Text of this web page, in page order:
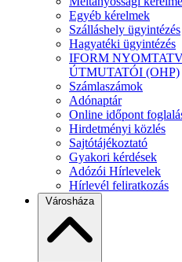
Egyéb kérelmek
Szálláshely ügyintézés
Hagyatéki ügyintézés
IFORM
ÚTMUTATÓI (OHP)
Számlaszámok
Adónaptár
Online időpont
Hirdetményi közlés
Sajtótájékoztató
Gyakori kérdések
Adózói Hírlevelek
Hírlevél feliratkozás
Városháza